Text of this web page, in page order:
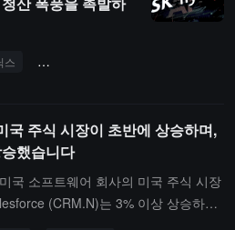
스 하이퍼리퀴드
국 주식 시장이 초반에 상승하며,
했습니다
국 소프트웨어 회사의 미국 주식 시장
(CRM.N)는 3% 이상 상승하고,